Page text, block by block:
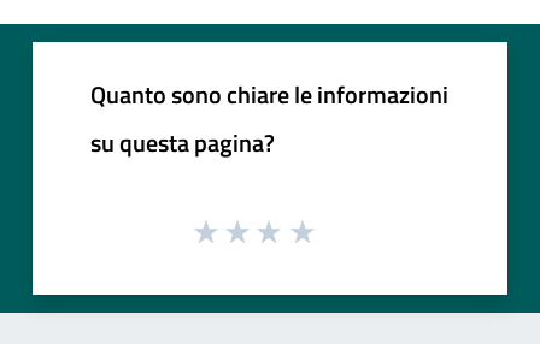
Quanto sono chiare le informazioni
su questa pagina?